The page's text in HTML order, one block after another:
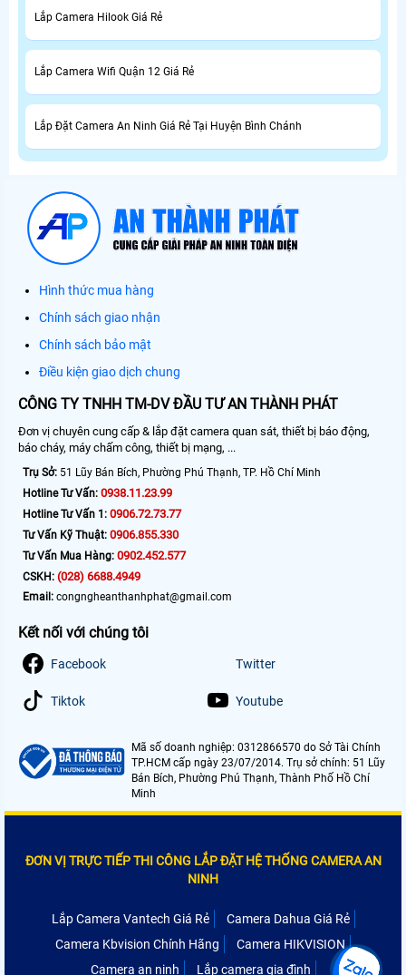
Lắp Camera Hilook Giá Rẻ
Lắp Camera Wifi Quận 12 Giá Rẻ
Lắp Đặt Camera An Ninh Giá Rẻ Tại Huyện Bình Chánh
Hình thức mua hàng
Chính sách giao nhận
Chính sách bảo mật
Điều kiện giao dịch chung
CÔNG TY TNHH TM-DV ĐẦU TƯ AN THÀNH PHÁT
Đơn vị chuyên cung cấp & lắp đặt camera quan sát, thiết bị báo động,
báo cháy, máy chấm công, thiết bị mạng, ...
Trụ Sở: 51 Lũy Bán Bích, Phường Phú Thạnh, TP. Hồ Chí Minh
Hotline Tư Vấn: 0938.11.23.99
Hotline Tư Vấn 1: 0906.72.73.77
Tư Vấn Kỹ Thuật: 0906.855.330
Tư Vấn Mua Hàng: 0902.452.577
CSKH: (028) 6688.4949
Email: congngheanthanhphat@gmail.com
Kết nối với chúng tôi
Facebook Twitter
Tiktok Youtube
Mã số doanh nghiệp: 0312866570 do Sở Tài Chính
TP.HCM cấp ngày 23/07/2014. Trụ sở chính: 51 Lũy
Bán Bích, Phường Phú Thạnh, Thành Phố Hồ Chí
Minh
ĐƠN VỊ TRỰC TIẾP THI CÔNG LẮP ĐẶT HỆ THỐNG CAMERA AN
NINH
Lắp Camera Vantech Giá Rẻ
Camera Dahua Giá Rẻ
Camera Kbvision Chính Hãng
Camera HIKVISION
Camera an ninh
Lắp camera gia đình